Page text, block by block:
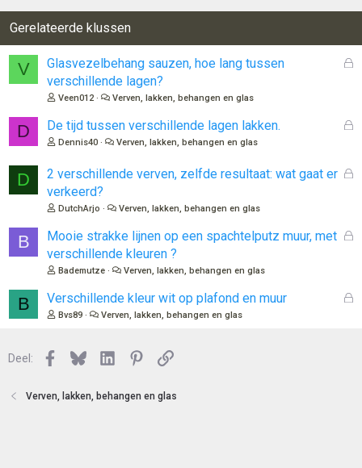
Gerelateerde klussen
V
G
o
Glasvezelbehang sauzen, hoe lang tussen
verschillende lagen?
Veen012 Verven, lakken, behangen en glas
D
G
De tijd tussen verschillende lagen lakken.
Dennis40 Verven, lakken, behangen en glas
D
G
o
2 verschillende verven, zelfde resultaat: wat gaat er
verkeerd?
DutchArjo Verven, lakken, behangen en glas
B
G
o
Mooie strakke lijnen op een spachtelputz muur, met
verschillende kleuren ?
Bademutze Verven, lakken, behangen en glas
B
G
Verschillende kleur wit op plafond en muur
Bvs89 Verven, lakken, behangen en glas
Deel: Facebook
BlueskyLinkedInPinterest
Link
Verven, lakken, behangen en glas